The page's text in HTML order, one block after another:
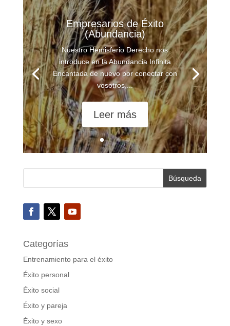
Empresarios de Éxito
(Abundancia)
Nuestro Hemisferio Derecho nos
introduce en la Abundancia Infinita
Encantada de nuevo por conectar con
vosotros,...
Leer más
Categorías
Entrenamiento para el éxito
Éxito personal
Éxito social
Éxito y pareja
Éxito y sexo